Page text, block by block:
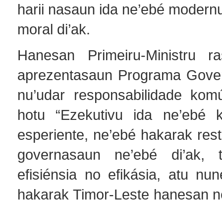
harii nasaun ida ne’ebé
moral di’ak.
Hanesan Primeiru-Ministru
aprezentasaun Programa
nu’udar responsabilidade
hotu “Ezekutivu ida ne’ebé
esperiente, ne’ebé hakarak
governasaun ne’ebé di’ak,
efisiénsia no efikásia, atu
hakarak Timor-Leste hanesan